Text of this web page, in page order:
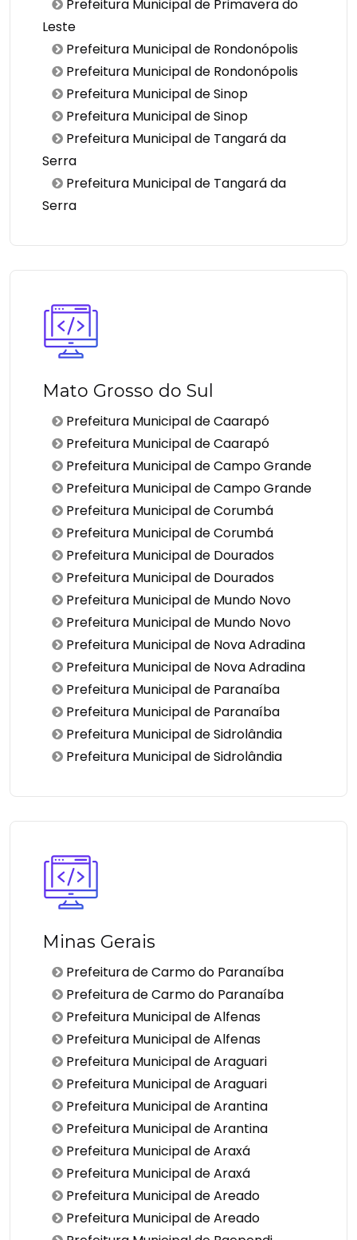
Prefeitura Municipal de Primavera do
Leste
Prefeitura Municipal de Rondonópolis
Prefeitura Municipal de Rondonópolis
Prefeitura Municipal de Sinop
Prefeitura Municipal de Sinop
Prefeitura Municipal de Tangará da
Serra
Prefeitura Municipal de Tangará da
Serra
Mato Grosso do Sul
Prefeitura Municipal de Caarapó
Prefeitura Municipal de Caarapó
Prefeitura Municipal de Campo Grande
Prefeitura Municipal de Campo Grande
Prefeitura Municipal de Corumbá
Prefeitura Municipal de Corumbá
Prefeitura Municipal de Dourados
Prefeitura Municipal de Dourados
Prefeitura Municipal de Mundo Novo
Prefeitura Municipal de Mundo Novo
Prefeitura Municipal de Nova Adradina
Prefeitura Municipal de Nova Adradina
Prefeitura Municipal de Paranaíba
Prefeitura Municipal de Paranaíba
Prefeitura Municipal de Sidrolândia
Prefeitura Municipal de Sidrolândia
Minas Gerais
Prefeitura de Carmo do Paranaíba
Prefeitura de Carmo do Paranaíba
Prefeitura Municipal de Alfenas
Prefeitura Municipal de Alfenas
Prefeitura Municipal de Araguari
Prefeitura Municipal de Araguari
Prefeitura Municipal de Arantina
Prefeitura Municipal de Arantina
Prefeitura Municipal de Araxá
Prefeitura Municipal de Araxá
Prefeitura Municipal de Areado
Prefeitura Municipal de Areado